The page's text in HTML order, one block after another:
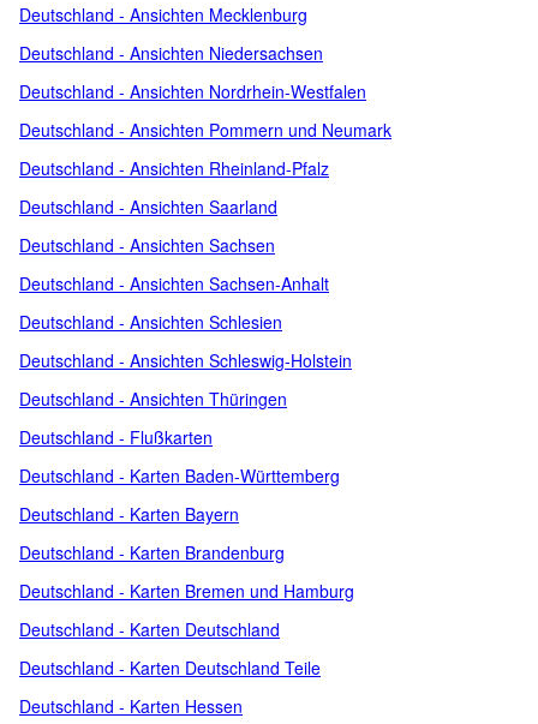
Deutschland - Ansichten Mecklenburg
Deutschland - Ansichten Niedersachsen
Deutschland - Ansichten Nordrhein-Westfalen
Deutschland - Ansichten Pommern und Neumark
Deutschland - Ansichten Rheinland-Pfalz
Deutschland - Ansichten Saarland
Deutschland - Ansichten Sachsen
Deutschland - Ansichten Sachsen-Anhalt
Deutschland - Ansichten Schlesien
Deutschland - Ansichten Schleswig-Holstein
Deutschland - Ansichten Thüringen
Deutschland - Flußkarten
Deutschland - Karten Baden-Württemberg
Deutschland - Karten Bayern
Deutschland - Karten Brandenburg
Deutschland - Karten Bremen und Hamburg
Deutschland - Karten Deutschland
Deutschland - Karten Deutschland Teile
Deutschland - Karten Hessen